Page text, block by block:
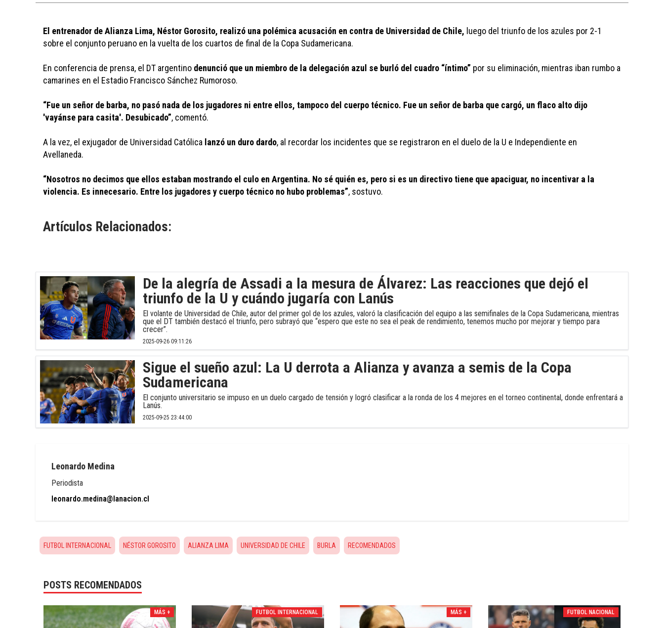
El entrenador de Alianza Lima, Néstor Gorosito, realizó una polémica acusación en contra de Universidad de Chile, luego del triunfo de los azules por 2-1
sobre el conjunto peruano en la vuelta de los cuartos de final de la Copa Sudamericana.
En conferencia de prensa, el DT argentino denunció que un miembro de la delegación azul se burló del cuadro “íntimo” por su eliminación, mientras iban rumbo a
camarines en el Estadio Francisco Sánchez Rumoroso.
“Fue un señor de barba, no pasó nada de los jugadores ni entre ellos, tampoco del cuerpo técnico. Fue un señor de barba que cargó, un flaco alto dijo
'vayánse para casita'. Desubicado”, comentó.
A la vez, el exjugador de Universidad Católica lanzó un duro dardo, al recordar los incidentes que se registraron en el duelo de la U e Independiente en
Avellaneda.
“Nosotros no decimos que ellos estaban mostrando el culo en Argentina. No sé quién es, pero si es un directivo tiene que apaciguar, no incentivar a la
violencia. Es innecesario. Entre los jugadores y cuerpo técnico no hubo problemas”, sostuvo.
Artículos Relacionados:
De la alegría de Assadi a la mesura de Álvarez: Las reacciones que dejó el
triunfo de la U y cuándo jugaría con Lanús
El volante de Universidad de Chile, autor del primer gol de los azules, valoró la clasificación del equipo a las semifinales de la Copa Sudamericana, mientras
que el DT también destacó el triunfo, pero subrayó que “espero que este no sea el peak de rendimiento, tenemos mucho por mejorar y tiempo para
crecer”.
2025-09-26 09:11:26
Sigue el sueño azul: La U derrota a Alianza y avanza a semis de la Copa
Sudamericana
El conjunto universitario se impuso en un duelo cargado de tensión y logró clasificar a la ronda de los 4 mejores en el torneo continental, donde enfrentará a
Lanús.
2025-09-25 23:44:00
Leonardo Medina
Periodista
leonardo.medina@lanacion.cl
FUTBOL INTERNACIONAL NÉSTOR GOROSITO ALIANZA LIMA UNIVERSIDAD DE CHILE BURLA RECOMENDADOS
POSTS RECOMENDADOS
MÁS + FUTBOL INTERNACIONAL MÁS + FUTBOL NACIONAL